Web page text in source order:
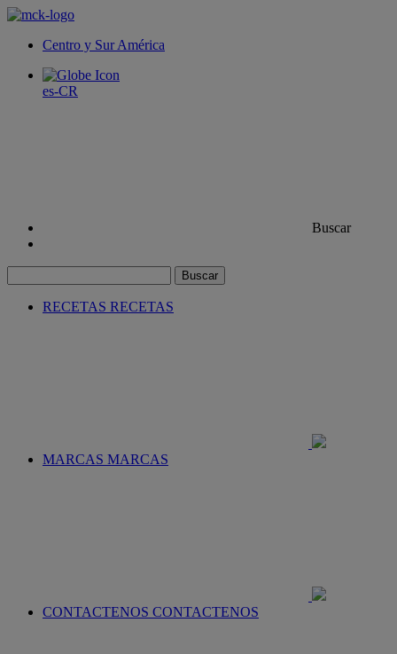
Centro y Sur América
es-CR
Buscar
Buscar
RECETAS RECETAS
MARCAS MARCAS
CONTACTENOS CONTACTENOS